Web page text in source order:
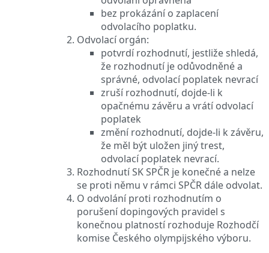
bez prokázání o zaplacení
odvolacího poplatku.
Odvolací orgán:
potvrdí rozhodnutí, jestliže shledá,
že rozhodnutí je odůvodněné a
správné, odvolací poplatek nevrací
zruší rozhodnutí, dojde-li k
opačnému závěru a vrátí odvolací
poplatek
změní rozhodnutí, dojde-li k závěru,
že měl být uložen jiný trest,
odvolací poplatek nevrací.
Rozhodnutí SK SPČR je konečné a nelze
se proti němu v rámci SPČR dále odvolat.
O odvolání proti rozhodnutím o
porušení dopingových pravidel s
konečnou platností rozhoduje Rozhodčí
komise Českého olympijského výboru.